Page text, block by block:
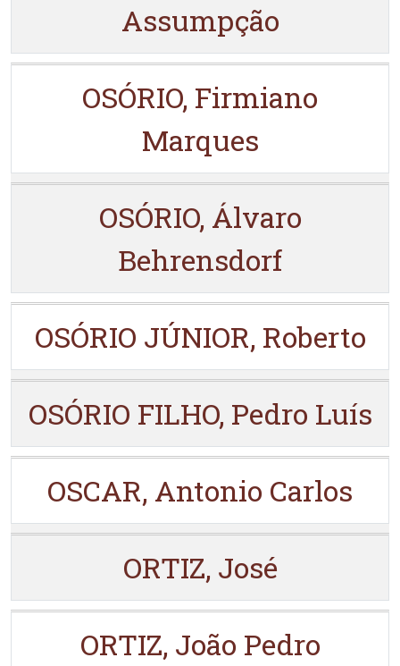
Assumpção
OSÓRIO, Firmiano
Marques
OSÓRIO, Álvaro
Behrensdorf
OSÓRIO JÚNIOR, Roberto
OSÓRIO FILHO, Pedro Luís
OSCAR, Antonio Carlos
ORTIZ, José
ORTIZ, João Pedro